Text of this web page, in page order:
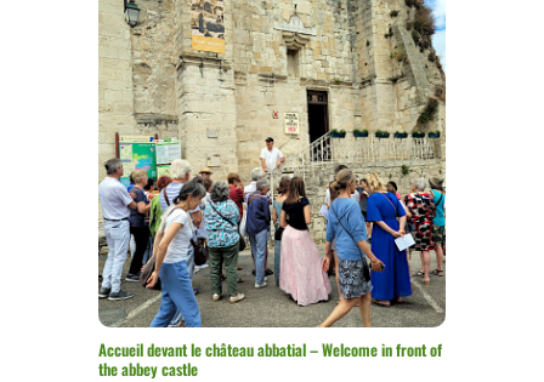
Accueil devant le château abbatial – Welcome in front of
the abbey castle